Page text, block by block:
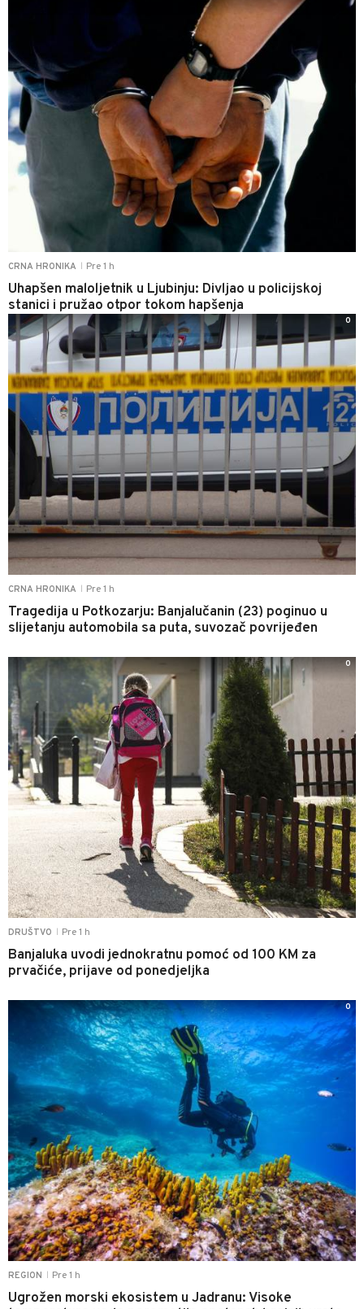
CRNA HRONIKA Pre 1 h
Uhapšen maloljetnik u Ljubinju: Divljao u policijskoj
stanici i pružao otpor tokom hapšenja
CRNA HRONIKA Pre 1 h
Tragedija u Potkozarju: Banjalučanin (23) poginuo u
slijetanju automobila sa puta, suvozač povrijeđen
0
DRUŠTVO Pre 1 h
Banjaluka uvodi jednokratnu pomoć od 100 KM za
prvačiće, prijave od ponedjeljka
0
REGION Pre 1 h
Ugrožen morski ekosistem u Jadranu: Visoke
0